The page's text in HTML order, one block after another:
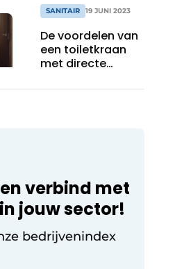
SANITAIR 19 JUNI 2023
De voordelen van
een toiletkraan
met directe
verbind met
jouw sector!
bedrijvenindex